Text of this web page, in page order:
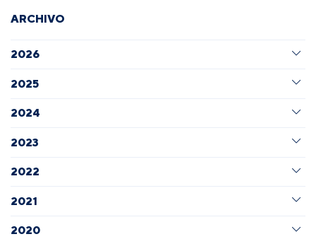
ARCHIVO
2026
2025
2024
2023
2022
2021
2020